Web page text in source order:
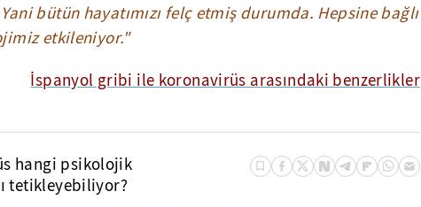
bütün hayatımızı felç etmiş durumda. Hepsine bağlı
etkileniyor."
İspanyol gribi ile koronavirüs arasındaki benzerlikler
hangi psikolojik
tetikleyebiliyor?